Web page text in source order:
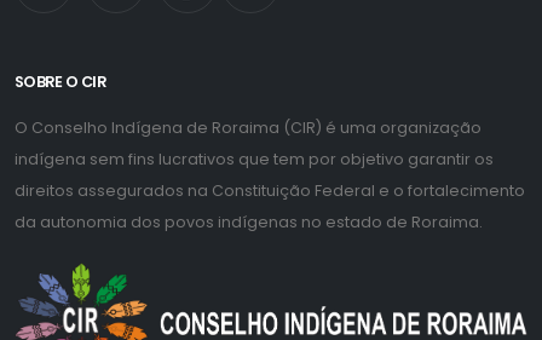
SOBRE O CIR
O Conselho Indígena de Roraima (CIR) é uma organização
indígena sem fins lucrativos que tem por objetivo garantir os
direitos assegurados na Constituição Federal e o fortalecimento
da autonomia dos povos indígenas no estado de Roraima.